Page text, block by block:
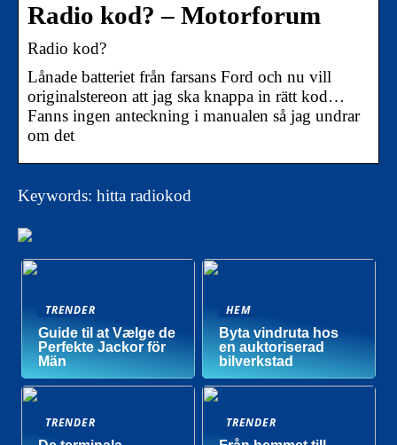
Radio kod? – Motorforum
Radio kod?
Lånade batteriet från farsans Ford och nu vill
originalstereon att jag ska knappa in rätt kod…
Fanns ingen anteckning i manualen så jag undrar
om det
Keywords: hitta radiokod
TRENDER
Guide til at Vælge de
Perfekte Jackor för
Män
HEM
Byta vindruta hos
en auktoriserad
bilverkstad
TRENDER TRENDER